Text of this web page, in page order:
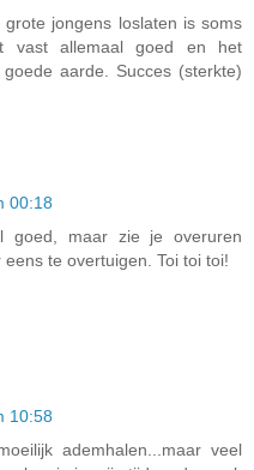
jongens loslaten is soms
vast allemaal goed en het
aarde. Succes (sterkte)
00:18
goed, maar zie je overuren
te overtuigen. Toi toi toi!
10:58
ademhalen...maar veel